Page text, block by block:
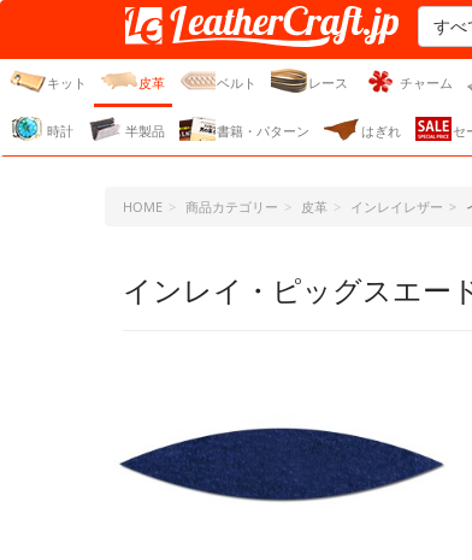
レザークラフト・ドット・
ジェーピー
すべ
キット 皮革 ベルト レース チャーム
時計 半製品 書籍・パターン はぎれ セ
HOME 商品カテゴリー 皮革 インレイレザー
インレイ・ピッグスエー